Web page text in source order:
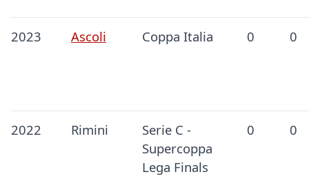
2023 Ascoli Coppa Italia 0 0
2022 Rimini
Serie C -
Supercoppa
Lega Finals
0 0